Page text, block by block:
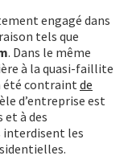
engagé dans
tels que
. Dans le même
à la quasi-faillite
été contraintde
d’entreprise est
à des
interdisent les